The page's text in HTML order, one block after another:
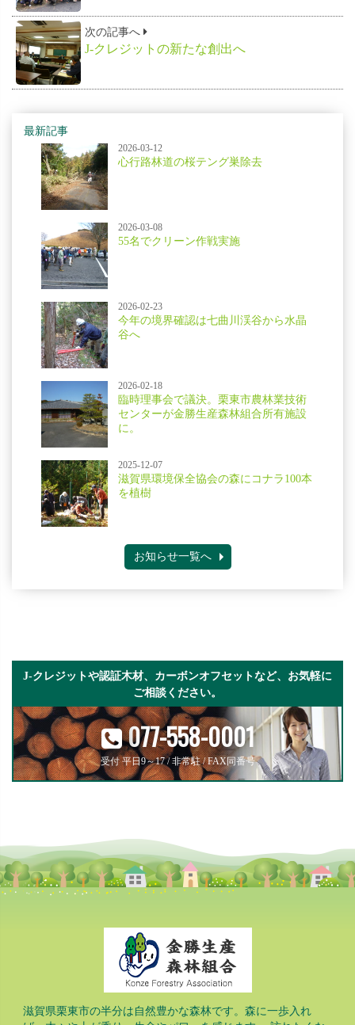
次の記事へ
J-クレジットの新たな創出へ
最新記事
2026-03-12
心行路林道の桜テング巣除去
2026-03-08
55名でクリーン作戦実施
2026-02-23
今年の境界確認は七曲川渓谷から水晶
谷へ
2026-02-18
臨時理事会で議決。栗東市農林業技術
センターが金勝生産森林組合所有施設
に。
2025-12-07
滋賀県環境保全協会の森にコナラ100本
を植樹
お知らせ一覧へ
J-クレジットや認証木材、カーボンオフセットなど、お気軽に
ご相談ください。
077-558-0001
受付 平日9～17 / 非常駐 / FAX同番号
滋賀県栗東市の半分は自然豊かな森林です。森に一歩入れ